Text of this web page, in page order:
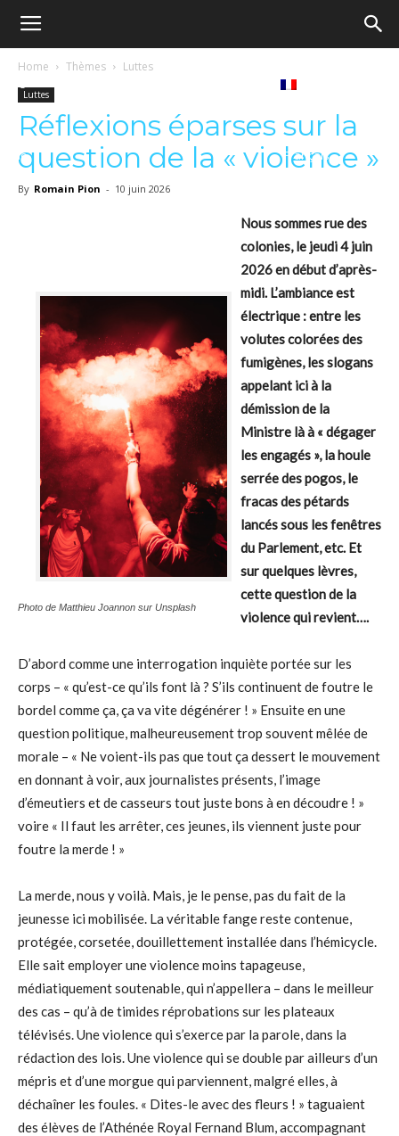
Ecole
démocratique
–
school
Tribunes
Français
Home Thèmes Luttes
Luttes
Réflexions éparses sur la
question de la « violence »
By Romain Pion - 10 juin 2026
Photo de Matthieu Joannon sur Unsplash
Nous sommes rue des
colonies, le jeudi 4 juin
2026 en début d’après-
midi. L’ambiance est
électrique : entre les
volutes colorées des
fumigènes, les slogans
appelant ici à la
démission de la
Ministre là à « dégager
les engagés », la houle
serrée des pogos, le
fracas des pétards
lancés sous les fenêtres
du Parlement, etc. Et
sur quelques lèvres,
cette question de la
violence qui revient….
D’abord comme une interrogation inquiète portée sur les
corps – « qu’est-ce qu’ils font là ? S’ils continuent de foutre le
bordel comme ça, ça va vite dégénérer ! » Ensuite en une
question politique, malheureusement trop souvent mêlée de
morale – « Ne voient-ils pas que tout ça dessert le mouvement
en donnant à voir, aux journalistes présents, l’image
d’émeutiers et de casseurs tout juste bons à en découdre ! »
voire « Il faut les arrêter, ces jeunes, ils viennent juste pour
foutre la merde ! »
La merde, nous y voilà. Mais, je le pense, pas du fait de la
jeunesse ici mobilisée. La véritable fange reste contenue,
protégée, corsetée, douillettement installée dans l’hémicycle.
Elle sait employer une violence moins tapageuse,
médiatiquement soutenable, qui n’appellera – dans le meilleur
des cas – qu’à de timides réprobations sur les plateaux
télévisés. Une violence qui s’exerce par la parole, dans la
rédaction des lois. Une violence qui se double par ailleurs d’un
mépris et d’une morgue qui parviennent, malgré elles, à
déchaîner les foules. « Dites-le avec des fleurs ! » taguaient
des élèves de l’Athénée Royal Fernand Blum, accompagnant